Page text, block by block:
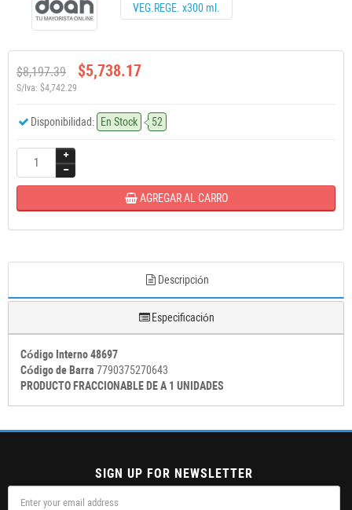
$8,197.39 $5,738.17
S/Iva: $4,742.29
Disponibilidad: En Stock 52
AGREGAR AL CARRO
Descripción
Especificación
Código Interno 48697
Código de Barra 7790375270643
PRODUCTO FRACCIONABLE DE A 1 UNIDADES
SIGN UP FOR NEWSLETTER